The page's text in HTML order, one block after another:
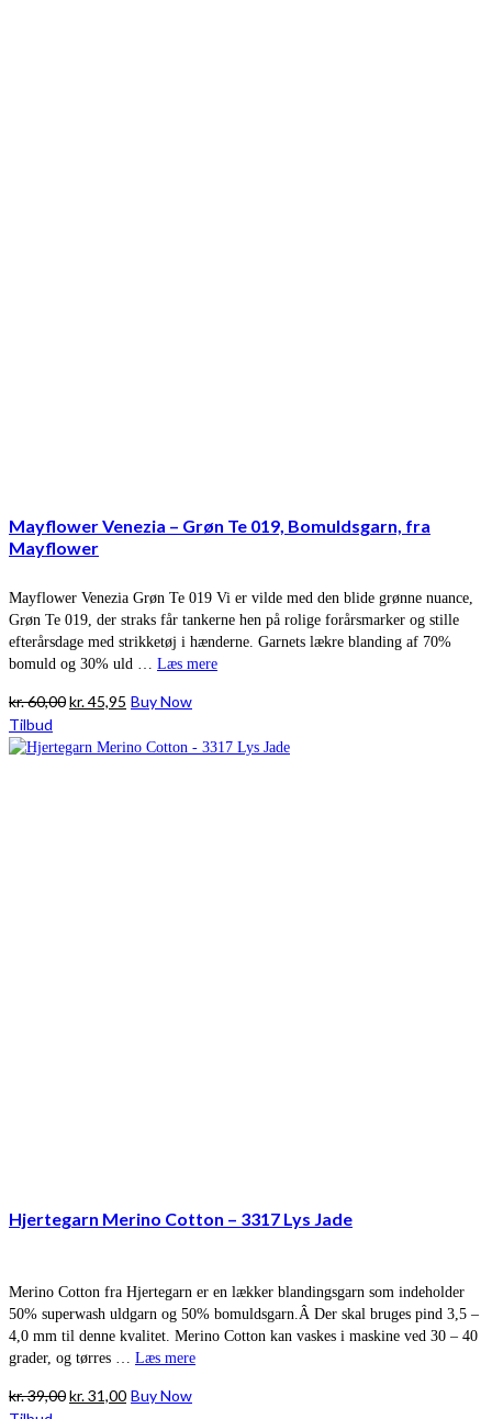
Mayflower Venezia – Grøn Te 019, Bomuldsgarn, fra
Mayflower
Mayflower Venezia Grøn Te 019 Vi er vilde med den blide grønne nuance,
Grøn Te 019, der straks får tankerne hen på rolige forårsmarker og stille
efterårsdage med strikketøj i hænderne. Garnets lækre blanding af 70%
bomuld og 30% uld … Læs mere
kr.60,00Den
pris
kr.45,95 Den
pris
Buy Now
Tilbud
Hjertegarn Merino Cotton – 3317 Lys Jade
Merino Cotton fra Hjertegarn er en lækker blandingsgarn som indeholder
50% superwash uldgarn og 50% bomuldsgarn.Â Der skal bruges pind 3,5 –
4,0 mm til denne kvalitet. Merino Cotton kan vaskes i maskine ved 30 – 40
grader, og tørres … Læs mere
kr.39,00Den
kr.31,00Den
Buy Now